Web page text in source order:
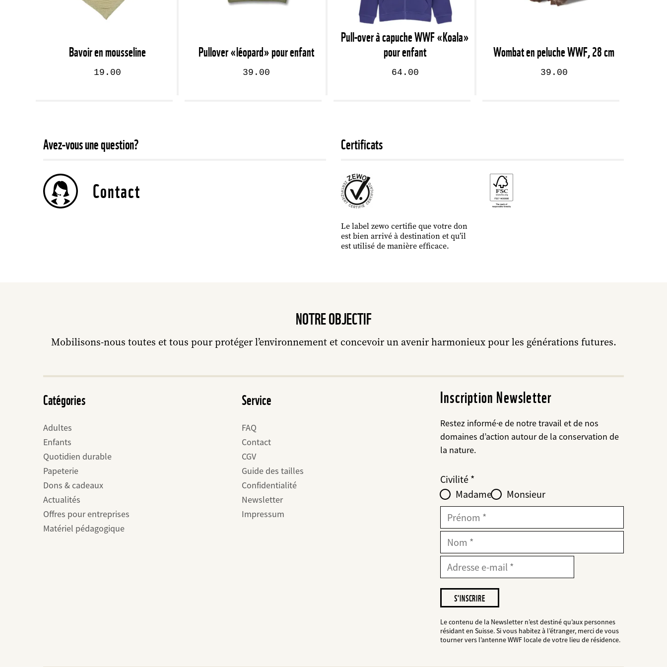
Bavoir en mousseline
19.00
Pullover «léopard» pour enfant
39.00
Pull-over à capuche WWF «Koala»
pour enfant
64.00
Wombat en peluche WWF, 28 cm
39.00
Avez-vous une question?
Contact
Certificats
Le label zewo certifie que votre don
est bien arrivé à destination et qu’il
est utilisé de manière efficace.
NOTRE OBJECTIF
Mobilisons-nous toutes et tous pour protéger l’environnement et concevoir un avenir harmonieux pour les générations futures.
Catégories
Adultes
Enfants
Quotidien durable
Papeterie
Dons & cadeaux
Actualités
Offres pour entreprises
Matériel pédagogique
Service
FAQ
Contact
CGV
Guide des tailles
Confidentialité
Newsletter
Impressum
Inscription Newsletter
Restez informé·e de notre travail et de nos
domaines d’action autour de la conservation de
la nature.
Infofelder
löschen
-
für
web2lead
Civilité
Madame
Monsieur
Prénom
Nom
E-
Mail
Adresse
e-
mail
Je
souhaite
informé(e)
des
projets
Le contenu de la Newsletter n’est destiné qu’aux personnes
résidant en Suisse. Si vous habitez à l’étranger, merci de vous
tourner vers l’antenne WWF locale de votre lieu de résidence.